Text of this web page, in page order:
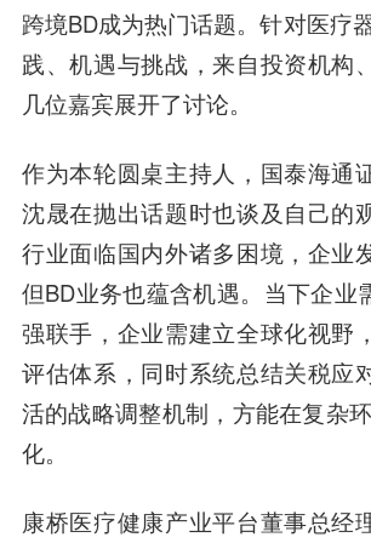
跨境BD成为热门话题。针对医疗
践、机遇与挑战，来自投资机构
几位嘉宾展开了讨论。
作为本轮圆桌主持人， 国泰海通
沈晟在抛出话题时也谈及自己的
行业面临国内外诸多困境，企业
但BD业务也蕴含机遇。当下企业
强联手，企业需建立全球化视野
评估体系，同时系统总结关税应
活的战略调整机制，方能在复杂
化。
康桥医疗健康产业平台董事总经